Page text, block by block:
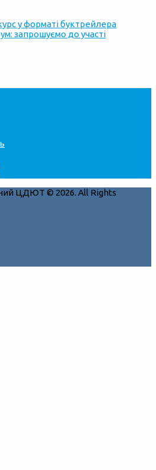
у форматі буктрейлера
запрошуємо до участі
ЦДЮТ © 2026. All Rights